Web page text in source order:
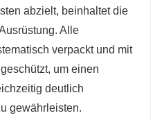
abzielt, beinhaltet die
Alle
verpackt und mit
um einen
deutlich
gewährleisten.